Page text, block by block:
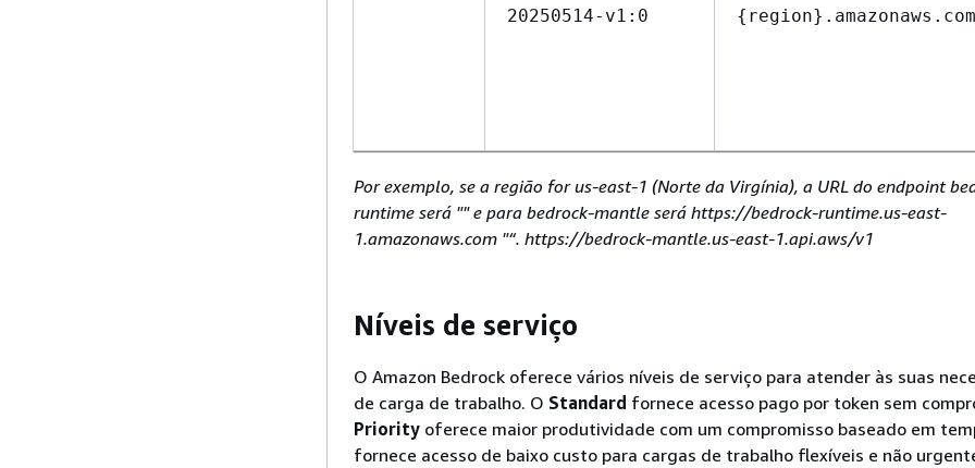
20250514-v1:0
{ region}.amazonaws.com
Por exemplo, se a região for us-east-1 (Norte da Virgínia), a URL do endpoint
runtime será "" e para bedrock-mantle será https://bedrock-runtime.us-east-
1.amazonaws.com "“. https://bedrock-mantle.us-east-1.api.aws/v1
Níveis de serviço
O Amazon Bedrock oferece vários níveis de serviço para atender às suas
de carga de trabalho. O Standard fornece acesso pago por token sem
Priority oferece maior produtividade com um compromisso baseado em
fornece acesso de baixo custo para cargas de trabalho flexíveis e não